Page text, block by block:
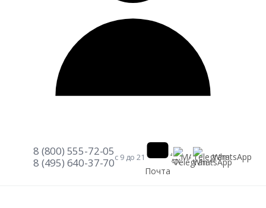
8 (800) 555-72-05
8 (495) 640-37-70с 9 до 21
Почта
MAXTelegramWhatsApp